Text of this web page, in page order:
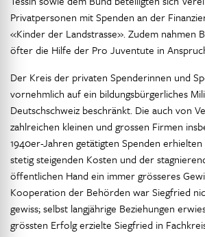
Privatpersonen mit Spenden an der
«Kinder der Landstrasse». Zudem nahmen
öfter die Hilfe der Pro Juventute in
Der Kreis der privaten Spenderinnen und
vornehmlich auf ein bildungsbürgerliches
Deutschschweiz beschränkt. Die auch von
zahlreichen kleinen und grossen Firmen
1940er-Jahren getätigten Spenden
stetig steigenden Kosten und der
öffentlichen Hand ein immer grösseres
Kooperation der Behörden war Siegfried
gewiss; selbst langjährige Beziehungen
grössten Erfolg erzielte Siegfried in